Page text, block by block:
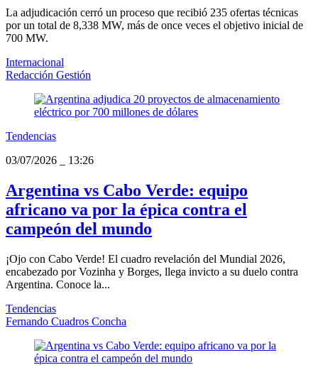
La adjudicación cerró un proceso que recibió 235 ofertas técnicas
por un total de 8,338 MW, más de once veces el objetivo inicial de
700 MW.
Internacional
Redacción Gestión
Tendencias
03/07/2026
13:26
Argentina vs Cabo Verde: equipo
africano va por la épica contra el
campeón del mundo
¡Ojo con Cabo Verde! El cuadro revelación del Mundial 2026,
encabezado por Vozinha y Borges, llega invicto a su duelo contra
Argentina. Conoce la...
Tendencias
Fernando Cuadros Concha